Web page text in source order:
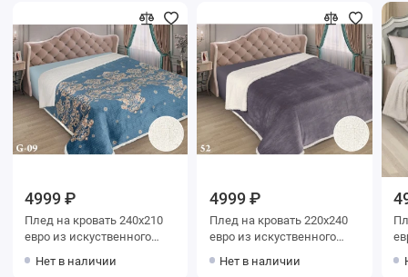
4999 ₽
Плед на кровать 240х210
евро из искуственного
Marianna
Нет в наличии
4999 ₽
Плед на кровать 220х240
евро из искуственного
Нет в наличии
Плед на